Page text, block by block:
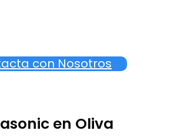
con Nosotros
en Oliva